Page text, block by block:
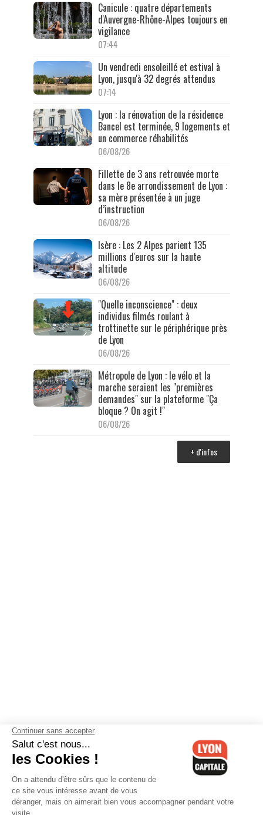
Canicule : quatre départements
d'Auvergne-Rhône-Alpes toujours en
vigilance
07:44
Un vendredi ensoleillé et estival à
Lyon, jusqu'à 32 degrés attendus
07:14
Lyon : la rénovation de la résidence
Bancel est terminée, 9 logements et
un commerce réhabilités
06/08/26
Fillette de 3 ans retrouvée morte
dans le 8e arrondissement de Lyon :
sa mère présentée à un juge
d’instruction
06/08/26
Isère : Les 2 Alpes parient 135
millions d'euros sur la haute
altitude
06/08/26
"Quelle inconscience" : deux
individus filmés roulant à
trottinette sur le périphérique près
de Lyon
06/08/26
Métropole de Lyon : le vélo et la
marche seraient les "premières
demandes" sur la plateforme "Ça
bloque ? On agit !"
06/08/26
+ d'infos